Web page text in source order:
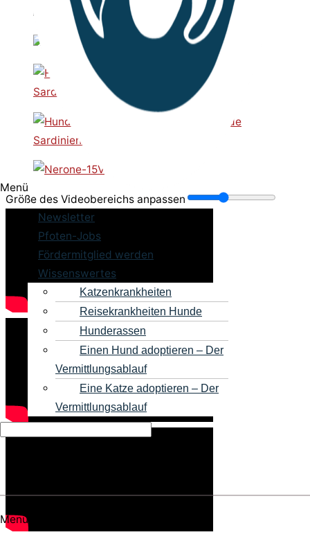
Menü
Newsletter
Pfoten-Jobs
Fördermitglied werden
Wissenswertes
Katzenkrankheiten
Reisekrankheiten Hunde
Hunderassen
Einen Hund adoptieren – Der
Vermittlungsablauf
Eine Katze adoptieren – Der
Vermittlungsablauf
Menü
Größe des Videobereichs anpassen